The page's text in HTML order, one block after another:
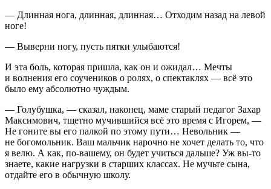
— Длинная нога, длинная, длинная… Отходим назад на левой
ноге!
— Выверни ногу, пусть пятки улыбаются!
И эта боль, которая пришла, как он и ожидал… Мечты
и волнения его соучеников о ролях, о спектаклях — всё это
было ему абсолютно чуждым.
— Голубушка, — сказал, наконец, маме старый педагог Захар
Максимович, тщетно мучившийся всё это время с Игорем, —
Не гоните вы его палкой по этому пути… Невольник —
не богомольник. Ваш мальчик нарочно не хочет делать то, что
я велю. А как, по-вашему, он будет учиться дальше? Уж вы-то
знаете, какие нагрузки в старших классах. Не мучьте сына,
отдайте его в обычную школу.